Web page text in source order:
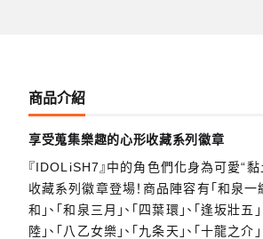
商品介紹
享受蒐集樂趣的心形收藏系列徽章
『IDOLiSH7』中的角色們化身為可愛“
收藏系列徽章登場！商品陣容有「和泉一
和」、「和泉三月」、「四葉環」、「逢坂壯五
陸」、「八乙女樂」、「九条天」、「十龍之介」